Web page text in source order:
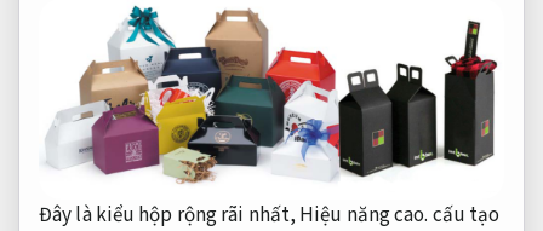
Đây là kiểu hộp rộng rãi nhất, Hiệu năng cao. cấu tạo